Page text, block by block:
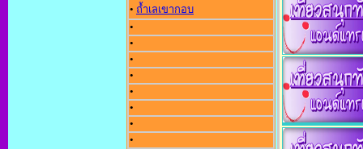
• ถ้ำเลเขากอบ
•
•
•
•
•
•
•
•